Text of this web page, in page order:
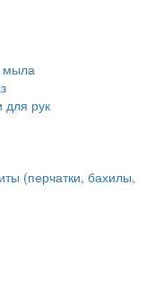
мыла
для рук
(перчатки, бахилы,